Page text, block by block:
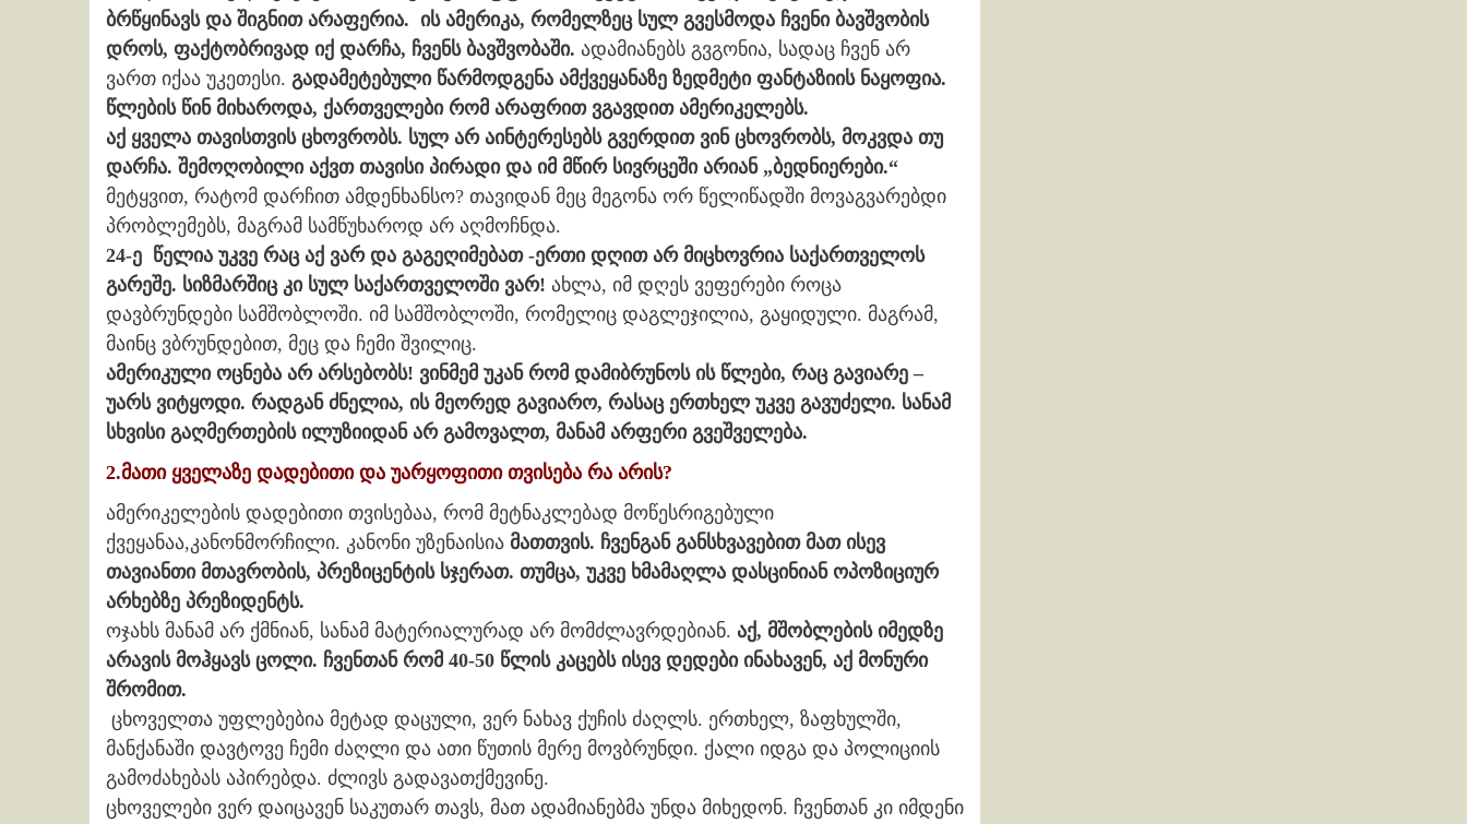
ბრწყინავს და შიგნით არაფერია. ის ამერიკა, რომელზეც სულ გვესმოდა ჩვენი ბავშვობის
დროს, ფაქტობრივად იქ დარჩა, ჩვენს ბავშვობაში. ადამიანებს გვგონია, სადაც ჩვენ არ
ვართ იქაა უკეთესი. გადამეტებული წარმოდგენა ამქვეყანაზე ზედმეტი ფანტაზიის ნაყოფია.
წლების წინ მიხაროდა, ქართველები რომ არაფრით ვგავდით ამერიკელებს.
აქ ყველა თავისთვის ცხოვრობს. სულ არ აინტერესებს გვერდით ვინ ცხოვრობს, მოკვდა თუ
დარჩა. შემოღობილი აქვთ თავისი პირადი და იმ მწირ სივრცეში არიან „ბედნიერები.“
მეტყვით, რატომ დარჩით ამდენხანსო? თავიდან მეც მეგონა ორ წელიწადში მოვაგვარებდი
პრობლემებს, მაგრამ სამწუხაროდ არ აღმოჩნდა.
24-ე წელია უკვე რაც აქ ვარ და გაგეღიმებათ -ერთი დღით არ მიცხოვრია საქართველოს
გარეშე. სიზმარშიც კი სულ საქართველოში ვარ! ახლა, იმ დღეს ვეფერები როცა
დავბრუნდები სამშობლოში. იმ სამშობლოში, რომელიც დაგლეჯილია, გაყიდული. მაგრამ,
მაინც ვბრუნდებით, მეც და ჩემი შვილიც.
ამერიკული ოცნება არ არსებობს! ვინმემ უკან რომ დამიბრუნოს ის წლები, რაც გავიარე –
უარს ვიტყოდი. რადგან ძნელია, ის მეორედ გავიარო, რასაც ერთხელ უკვე გავუძელი. სანამ
სხვისი გაღმერთების ილუზიიდან არ გამოვალთ, მანამ არფერი გვეშველება.
2.მათი ყველაზე დადებითი და უარყოფითი თვისება რა არის?
ამერიკელების დადებითი თვისებაა, რომ მეტნაკლებად მოწესრიგებული
ქვეყანაა,კანონმორჩილი. კანონი უზენაისია მათთვის. ჩვენგან განსხვავებით მათ ისევ
თავიანთი მთავრობის, პრეზიცენტის სჯერათ. თუმცა, უკვე ხმამაღლა დასცინიან ოპოზიციურ
არხებზე პრეზიდენტს.
ოჯახს მანამ არ ქმნიან, სანამ მატერიალურად არ მომძლავრდებიან. აქ, მშობლების იმედზე
არავის მოჰყავს ცოლი. ჩვენთან რომ 40-50 წლის კაცებს ისევ დედები ინახავენ, აქ მონური
შრომით.
ცხოველთა უფლებებია მეტად დაცული, ვერ ნახავ ქუჩის ძაღლს. ერთხელ, ზაფხულში,
მანქანაში დავტოვე ჩემი ძაღლი და ათი წუთის მერე მოვბრუნდი. ქალი იდგა და პოლიციის
გამოძახებას აპირებდა. ძლივს გადავათქმევინე.
ცხოველები ვერ დაიცავენ საკუთარ თავს, მათ ადამიანებმა უნდა მიხედონ. ჩვენთან კი იმდენი